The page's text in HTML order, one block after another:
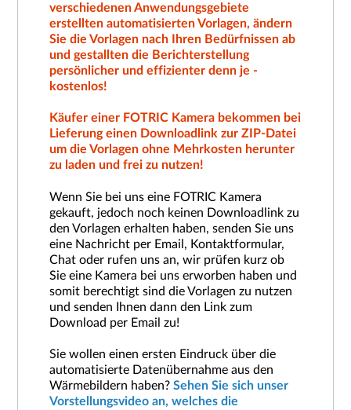
verschiedenen Anwendungsgebiete
erstellten automatisierten Vorlagen, ändern
Sie die Vorlagen nach Ihren Bedürfnissen ab
und gestallten die Berichterstellung
persönlicher und effizienter denn je -
kostenlos!
Käufer einer FOTRIC Kamera bekommen bei
Lieferung einen Downloadlink zur ZIP-Datei
um die Vorlagen ohne Mehrkosten herunter
zu laden und frei zu nutzen!
Wenn Sie bei uns eine FOTRIC Kamera
gekauft, jedoch noch keinen Downloadlink zu
den Vorlagen erhalten haben, senden Sie uns
eine Nachricht per Email, Kontaktformular,
Chat oder rufen uns an, wir prüfen kurz ob
Sie eine Kamera bei uns erworben haben und
somit berechtigt sind die Vorlagen zu nutzen
und senden Ihnen dann den Link zum
Download per Email zu!
Sie wollen einen ersten Eindruck über die
automatisierte Datenübernahme aus den
Wärmebildern haben? Sehen Sie sich unser
Vorstellungsvideo an, welches die